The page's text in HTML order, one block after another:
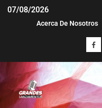
07/08/2026
Acerca De Nosotros